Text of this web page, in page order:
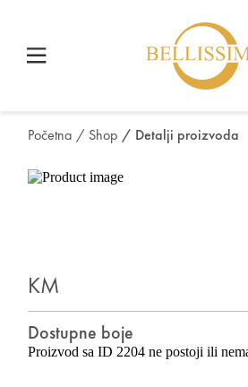
Početna / Shop / Detalji proizvoda
KM
Dostupne boje
Proizvod sa ID 2204 ne postoji ili